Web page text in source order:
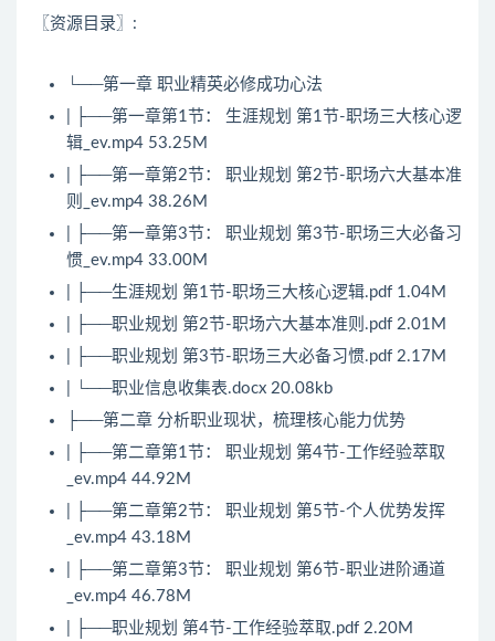
〖资源目录〗:
└──第一章 职业精英必修成功心法
| ├──第一章第1节： 生涯规划 第1节-职场三大核心逻
辑_ev.mp4 53.25M
| ├──第一章第2节： 职业规划 第2节-职场六大基本准
则_ev.mp4 38.26M
| ├──第一章第3节： 职业规划 第3节-职场三大必备习
惯_ev.mp4 33.00M
| ├──生涯规划 第1节-职场三大核心逻辑.pdf 1.04M
| ├──职业规划 第2节-职场六大基本准则.pdf 2.01M
| ├──职业规划 第3节-职场三大必备习惯.pdf 2.17M
| └──职业信息收集表.docx 20.08kb
├──第二章 分析职业现状，梳理核心能力优势
| ├──第二章第1节： 职业规划 第4节-工作经验萃取
_ev.mp4 44.92M
| ├──第二章第2节： 职业规划 第5节-个人优势发挥
_ev.mp4 43.18M
| ├──第二章第3节： 职业规划 第6节-职业进阶通道
_ev.mp4 46.78M
| ├──职业规划 第4节-工作经验萃取.pdf 2.20M